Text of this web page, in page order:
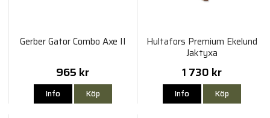
Gerber Gator Combo Axe II
965 kr
Info Köp
Hultafors Premium Ekelund
Jaktyxa
1 730 kr
Info Köp